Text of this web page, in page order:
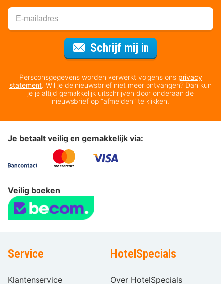
Schrijf mij in
Persoonsgegevens worden verwerkt volgens ons privacy
statement. Wil je de nieuwsbrief niet meer ontvangen? Dan kun
je je altijd gemakkelijk uitschrijven door onderaan de
nieuwsbrief op “afmelden” te klikken.
Je betaalt veilig en gemakkelijk via:
Veilig boeken
Service
Klantenservice
HotelSpecials
Over HotelSpecials